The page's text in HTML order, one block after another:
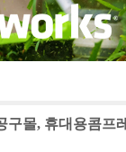
구몰, 휴대용콤프레